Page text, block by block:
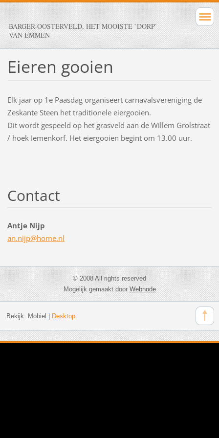
BARGER-OOSTERVELD, HET MOOISTE `DORP`
VAN EMMEN
Eieren gooien
Elk jaar op 1e Paasdag organiseert carnavalsvereniging de
Zeskante Steen het traditionele eiergooien.
Dit wordt gespeeld op het grasveld aan de Willem Grolstraat
/ hoek Iemenkorf. Het eiergooien begint om 13.00 uur.
Contact
Antje Nijp
an.nijp@home.nl
© 2008 All rights reserved
Mogelijk gemaakt doorWebnode
Bekijk: Mobiel Desktop